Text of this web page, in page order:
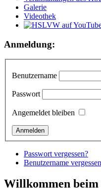
Galerie
Videothek
Anmeldung:
Benutzername
Passwort
Angemeldet bleiben
Passwort vergessen?
Benutzername
Willkommen